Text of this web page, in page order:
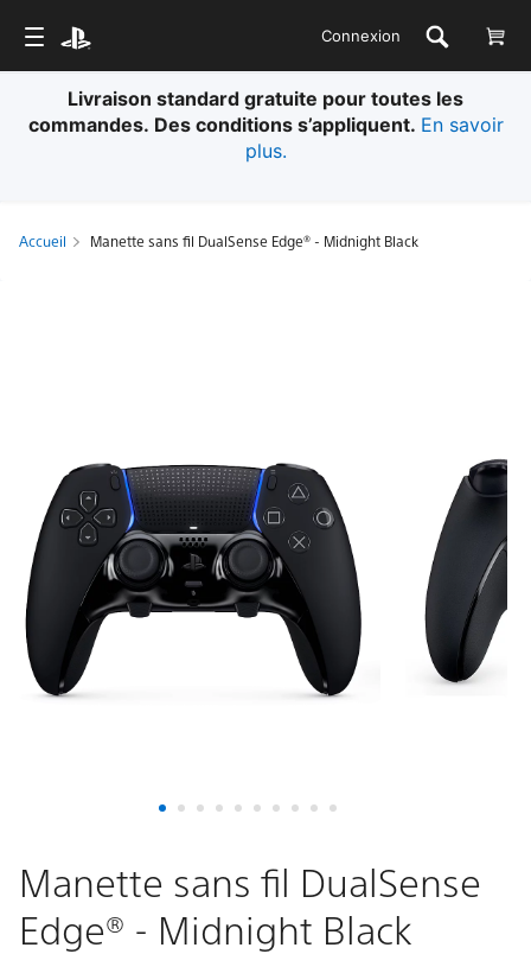
Connexion
Livraison standard gratuite pour toutes les
commandes. Des conditions s’appliquent. En savoir
plus.
Accueil Manette sans fil DualSense Edge® - Midnight Black
DualSense
Edge®
Midnight
Black
Manette sans fil DualSense
Edge® - Midnight Black